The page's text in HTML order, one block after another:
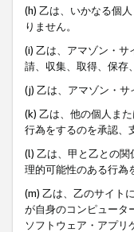
(h) 乙は、いかなる個
りません。
(i) 乙は、アマゾン・
請、収集、取得、保存
(j) 乙は、アマゾン・
(k) 乙は、他の個人ま
行為をするのを承認、
(l) 乙は、甲と乙との
理的可能性のある行為
(m) 乙は、乙のサイト
が自身のコンピュータ
ソフトウェア・アプ